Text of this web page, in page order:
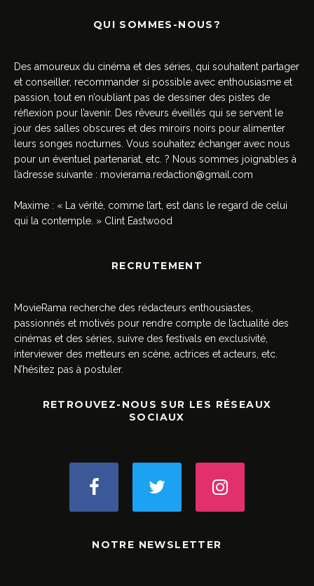
QUI SOMMES-NOUS?
Des amoureux du cinéma et des séries, qui souhaitent partager
et conseiller, recommander si possible avec enthousiasme et
passion, tout en n’oubliant pas de dessiner des pistes de
réflexion pour l’avenir. Des rêveurs éveillés qui se servent le
jour des salles obscures et des miroirs noirs pour alimenter
leurs songes nocturnes. Vous souhaitez échanger avec nous
pour un éventuel partenariat, etc. ? Nous sommes joignables à
l’adresse suivante : movierama.redaction@gmail.com
Maxime : « La vérité, comme l’art, est dans le regard de celui
qui la contemple. » Clint Eastwood
RECRUTEMENT
MovieRama recherche des rédacteurs enthousiastes,
passionnés et motivés pour rendre compte de l’actualité des
cinémas et des séries, suivre des festivals en exclusivité,
interviewer des metteurs en scène, actrices et acteurs, etc.
N’hésitez pas à postuler.
RETROUVEZ-NOUS SUR LES RÉSEAUX
SOCIAUX
NOTRE NEWSLETTER